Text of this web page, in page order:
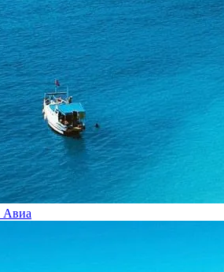
Авиа